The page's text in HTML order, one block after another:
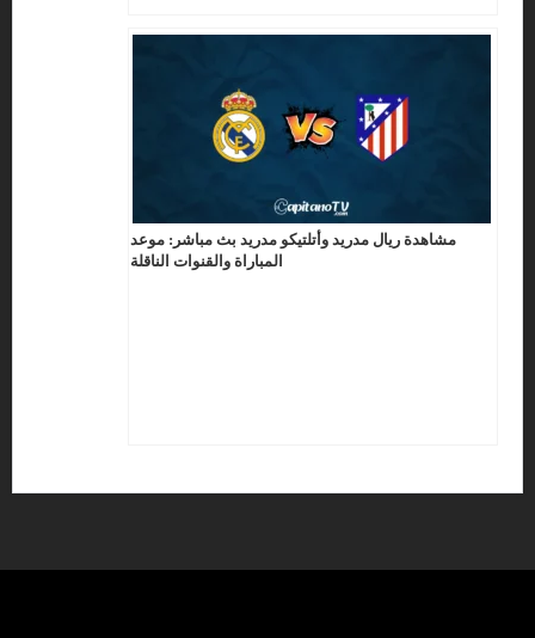
مشاهدة ريال مدريد وأتلتيكو مدريد بث مباشر: موعد
المباراة والقنوات الناقلة